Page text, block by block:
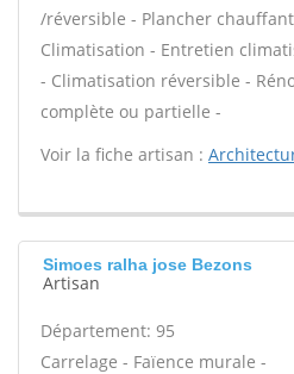
/réversible - Plancher
Climatisation - Entretien
- Climatisation réversible -
complète ou partielle -
Voir la fiche artisan :
Simoes ralha jose Bezons
Artisan
Département: 95
Carrelage - Faïence murale -